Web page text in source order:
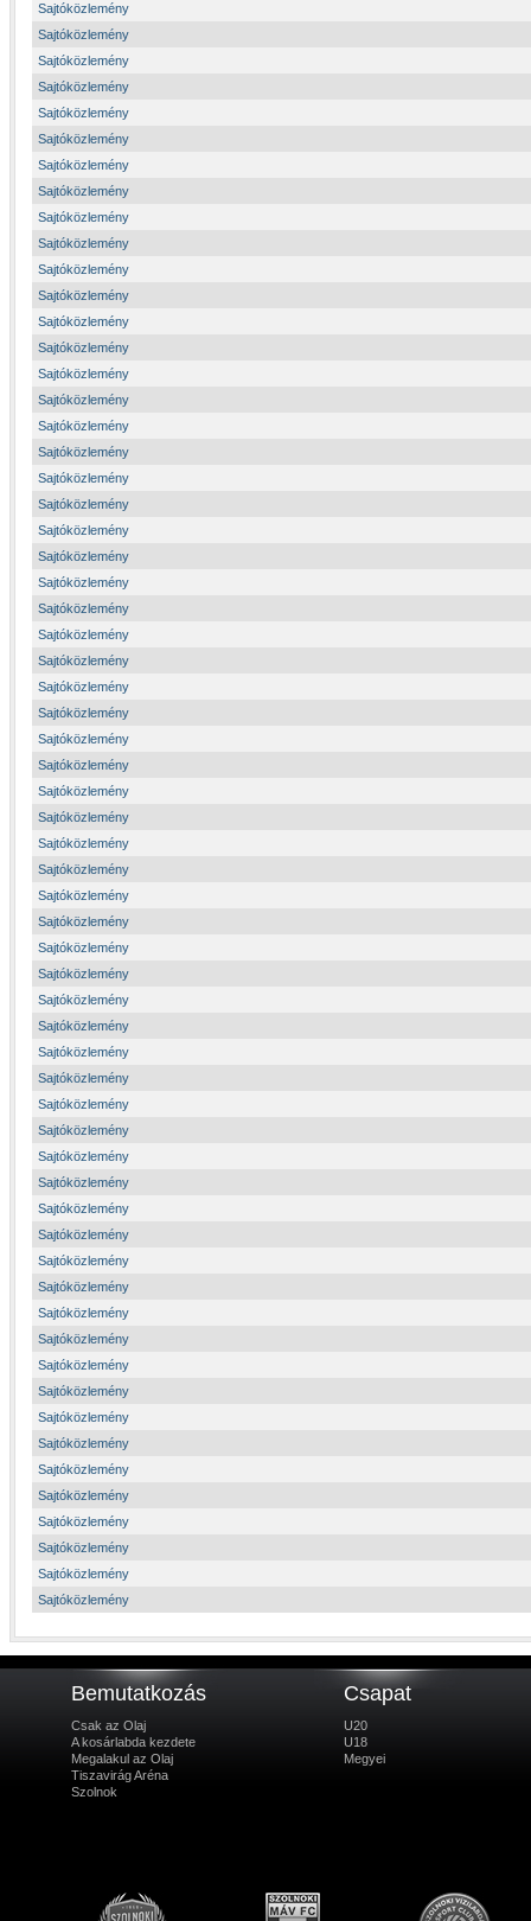
Sajtóközlemény
Sajtóközlemény
Sajtóközlemény
Sajtóközlemény
Sajtóközlemény
Sajtóközlemény
Sajtóközlemény
Sajtóközlemény
Sajtóközlemény
Sajtóközlemény
Sajtóközlemény
Sajtóközlemény
Sajtóközlemény
Sajtóközlemény
Sajtóközlemény
Sajtóközlemény
Sajtóközlemény
Sajtóközlemény
Sajtóközlemény
Sajtóközlemény
Sajtóközlemény
Sajtóközlemény
Sajtóközlemény
Sajtóközlemény
Sajtóközlemény
Sajtóközlemény
Sajtóközlemény
Sajtóközlemény
Sajtóközlemény
Sajtóközlemény
Sajtóközlemény
Sajtóközlemény
Sajtóközlemény
Sajtóközlemény
Sajtóközlemény
Sajtóközlemény
Sajtóközlemény
Sajtóközlemény
Sajtóközlemény
Sajtóközlemény
Sajtóközlemény
Sajtóközlemény
Sajtóközlemény
Sajtóközlemény
Sajtóközlemény
Sajtóközlemény
Sajtóközlemény
Sajtóközlemény
Sajtóközlemény
Sajtóközlemény
Sajtóközlemény
Sajtóközlemény
Sajtóközlemény
Sajtóközlemény
Sajtóközlemény
Sajtóközlemény
Sajtóközlemény
Sajtóközlemény
Sajtóközlemény
Sajtóközlemény
Sajtóközlemény
Sajtóközlemény
Bemutatkozás
Csak az Olaj
A kosárlabda kezdete
Megalakul az Olaj
Tiszavirág Aréna
Szolnok
Csapat
U20
U18
Megyei